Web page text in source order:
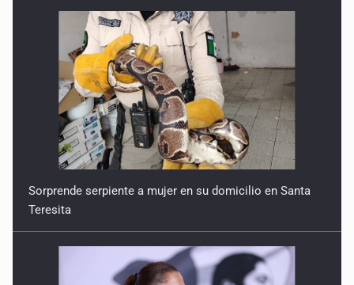
Sorprende serpiente a mujer en su domicilio en Santa
Teresita